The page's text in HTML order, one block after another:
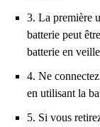
3. La première
batterie peut
batterie en
4. Ne
en utilisant la
5. Si vous